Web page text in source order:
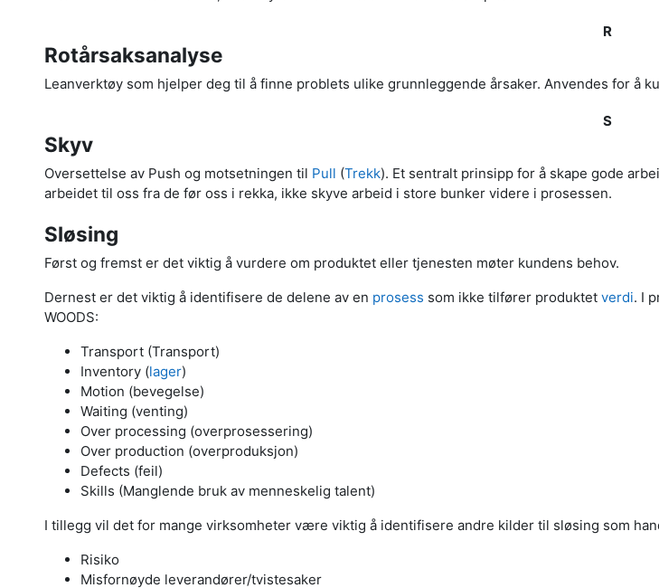
R
Rotårsaksanalyse
Leanverktøy som hjelper deg til å finne problets ulike grunnleggende årsaker. Anvendes for å
S
Skyv
Oversettelse av Push og motsetningen til Pull (Trekk). Et sentralt prinsipp for å skape gode
arbeidet til oss fra de før oss i rekka, ikke skyve arbeid i store bunker videre i prosessen.
Sløsing
Først og fremst er det viktig å vurdere om produktet eller tjenesten møter kundens behov.
Dernest er det viktig å identifisere de delene av en prosess som ikke tilfører produktet verdi. I
WOODS:
Transport (Transport)
Inventory (lager)
Motion (bevegelse)
Waiting (venting)
Over processing (overprosessering)
Over production (overproduksjon)
Defects (feil)
Skills (Manglende bruk av menneskelig talent)
I tillegg vil det for mange virksomheter være viktig å identifisere andre kilder til sløsing som
Risiko
Misfornøyde leverandører/tvistesaker